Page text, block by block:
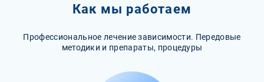
Как мы работаем
Профессиональное лечение зависимости. Передовые
методики и препараты, процедуры